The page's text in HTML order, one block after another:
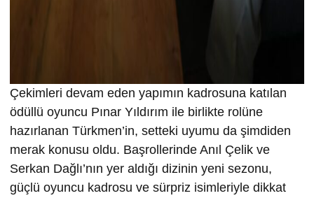
Çekimleri devam eden yapımın kadrosuna katılan
ödüllü oyuncu Pınar Yıldırım ile birlikte rolüne
hazırlanan Türkmen’in, setteki uyumu da şimdiden
merak konusu oldu. Başrollerinde Anıl Çelik ve
Serkan Dağlı’nın yer aldığı dizinin yeni sezonu,
güçlü oyuncu kadrosu ve sürpriz isimleriyle dikkat